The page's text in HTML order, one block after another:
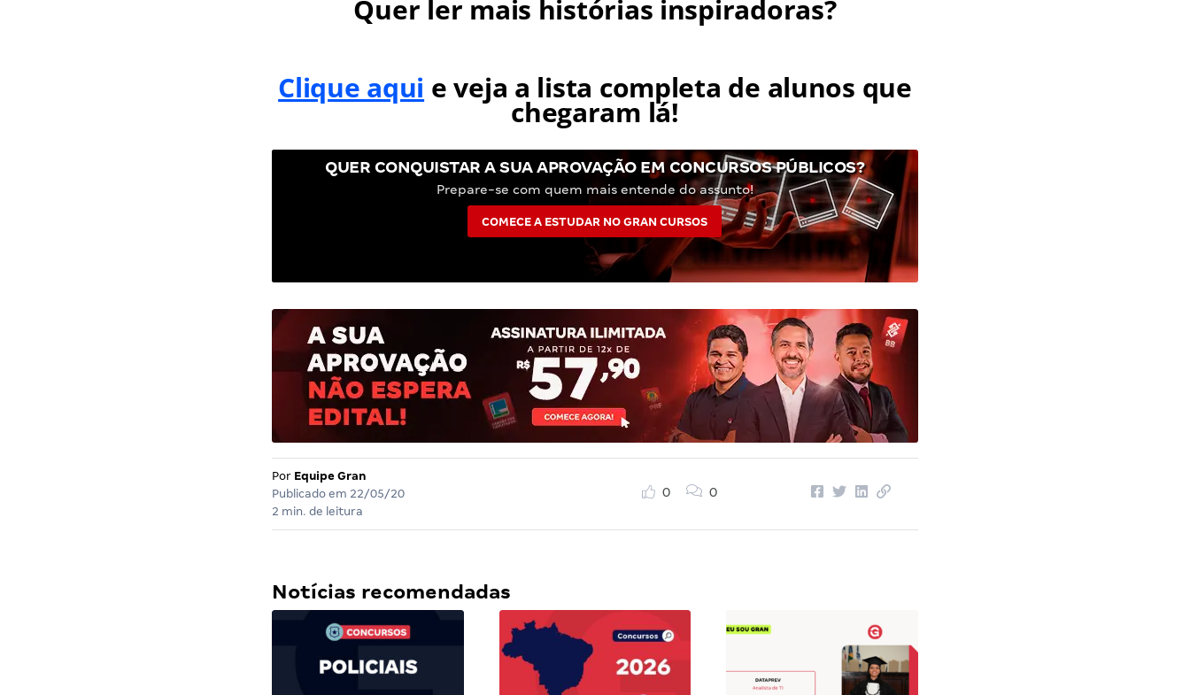
Quer ler mais histórias inspiradoras?
Clique aqui e veja a lista completa de alunos que
chegaram lá!
QUER CONQUISTAR A SUA APROVAÇÃO EM CONCURSOS PÚBLICOS?
Prepare-se com quem mais entende do assunto!
COMECE A ESTUDAR NO GRAN CURSOS
Por Equipe Gran
Publicado em 22/05/20
2 min. de leitura
0 0
Notícias recomendadas